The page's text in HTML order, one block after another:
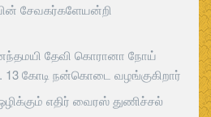
சேவகர்களேயன்றி
தேவி கொரானா நோய்
13 கோடி நன்கொடை வழங்குகிறார்
எதிர் வைரஸ் துணிச்சல்